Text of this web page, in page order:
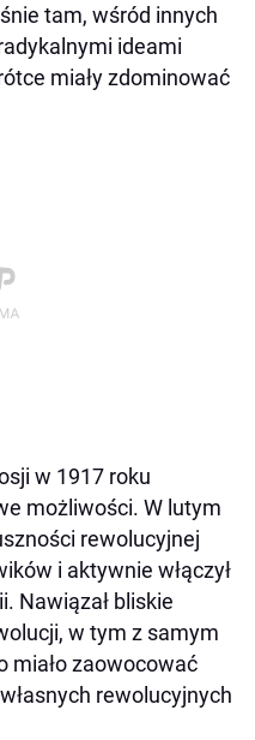
tam, wśród innych
ideami
miały zdominować
w 1917 roku
możliwości. W lutym
rewolucyjnej
i aktywnie włączył
Nawiązał bliskie
w tym z samym
miało zaowocować
rewolucyjnych